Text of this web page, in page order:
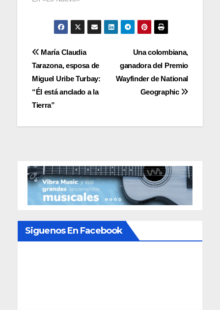
Navegación
de
entradas
Una colombiana,
ganadora del Premio
Wayfinder de National
Geographic
María Claudia
Tarazona, esposa de
Miguel Uribe Turbay:
“Él está anclado a la
Tierra”
Siguenos En Facebook